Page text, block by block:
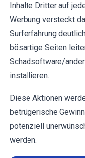
Inhalte Dritter auf
Werbung versteckt
Surferfahrung
bösartige Seiten
Schadsoftware/
installieren.
Diese Aktionen
betrügerische
potenziell
werden.